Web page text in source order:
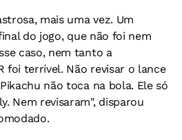
mais uma vez. Um
do jogo, que não foi nem
caso, nem tanto a
foi terrível. Não revisar o lance
não toca na bola. Ele só
Nem revisaram", disparou